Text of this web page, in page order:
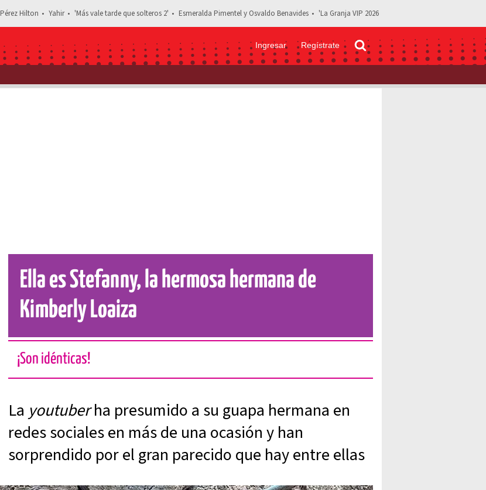
Pérez Hilton Yahir 'Más vale tarde que solteros 2' Esmeralda Pimentel y Osvaldo Benavides 'La Granja VIP 2026
Ingresar Regístrate
Estás leyendo: Ella es Stefanny, la hermosa hermana de Kimberly Loaiza
Ella es Stefanny, la hermosa hermana de
Kimberly Loaiza
¡Son idénticas!
La youtuberha presumido a su guapa hermana en
redes sociales en más de una ocasión y han
sorprendido por el gran parecido que hay entre ellas